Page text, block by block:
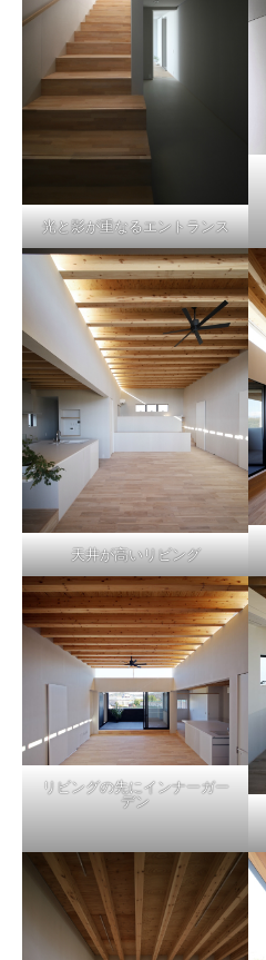
光と影が重なるエントランス
天井が高いリビング
リビングの先にインナーガー
デン